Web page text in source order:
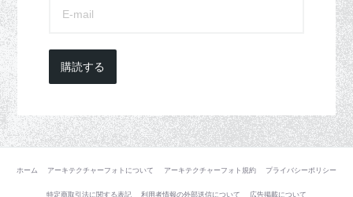
購読する
ホーム アーキテクチャーフォトについて アーキテクチャーフォト規約 プライバシーポリシー
特定商取引法に関する表記 利用者情報の外部送信について 広告掲載について